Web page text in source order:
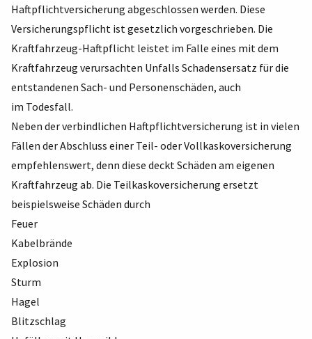
Haftpflichtversicherung abgeschlossen werden. Diese
Versicherungspflicht ist gesetzlich vorgeschrieben. Die
Kraftfahrzeug-Haftpflicht leistet im Falle eines mit dem
Kraftfahrzeug verursachten Unfalls Schadensersatz für die
entstandenen Sach- und Personenschäden, auch
im Todesfall.
Neben der verbindlichen Haftpflichtversicherung ist in vielen
Fällen der Abschluss einer Teil- oder Vollkaskoversicherung
empfehlenswert, denn diese deckt Schäden am eigenen
Kraftfahrzeug ab. Die Teilkaskoversicherung ersetzt
beispielsweise Schäden durch
Feuer
Kabelbrände
Explosion
Sturm
Hagel
Blitzschlag